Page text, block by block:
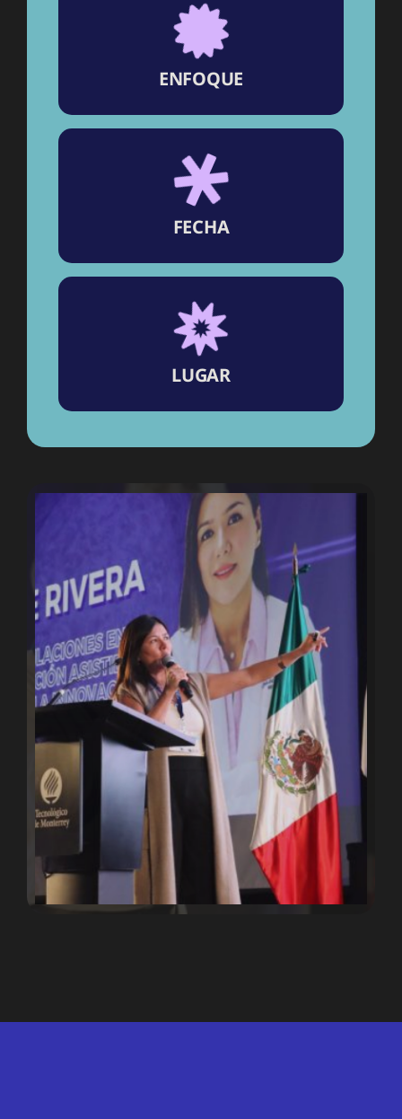
ENFOQUE
Medicina del Futuro
FECHA
DE ABRIL 2026
LUGAR
Centro de Congresos en el
Tecnológico de Monterrey,
Campus Monterrey